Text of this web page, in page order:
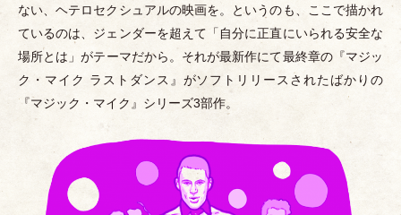
ない、ヘテロセクシュアルの映画を。というのも、ここで描かれ
ているのは、ジェンダーを超えて 「 自分に正直にいられる安全な
場所とは 」がテーマだから。それが最新作にて最終章の『マジッ
ク ・ マイク ラストダンス』がソフトリリースされたばかりの
『マジック ・ マイク』シリーズ3部作。